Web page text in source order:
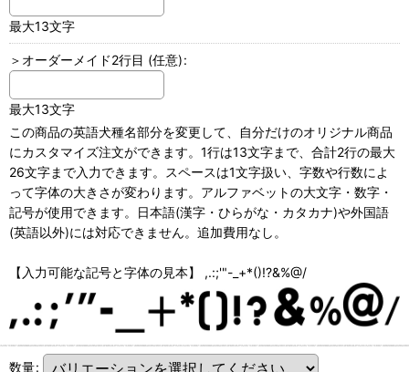
最大13文字
＞オーダーメイド2行目 (任意):
最大13文字
この商品の英語犬種名部分を変更して、自分だけのオリジナル商品
にカスタマイズ注文ができます。1行は13文字まで、合計2行の最大
26文字まで入力できます。スペースは1文字扱い、字数や行数によ
って字体の大きさが変わります。アルファベットの大文字・数字・
記号が使用できます。日本語(漢字・ひらがな・カタカナ)や外国語
(英語以外)には対応できません。追加費用なし。
【入力可能な記号と字体の見本】 ,.:;'"-_+*()!?&%@/
数量: